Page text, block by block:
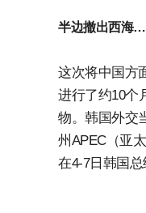
半边撤出西海
这次将中国方
进行了约10个
物。韩国外交
州APEC（亚
在4-7日韩国